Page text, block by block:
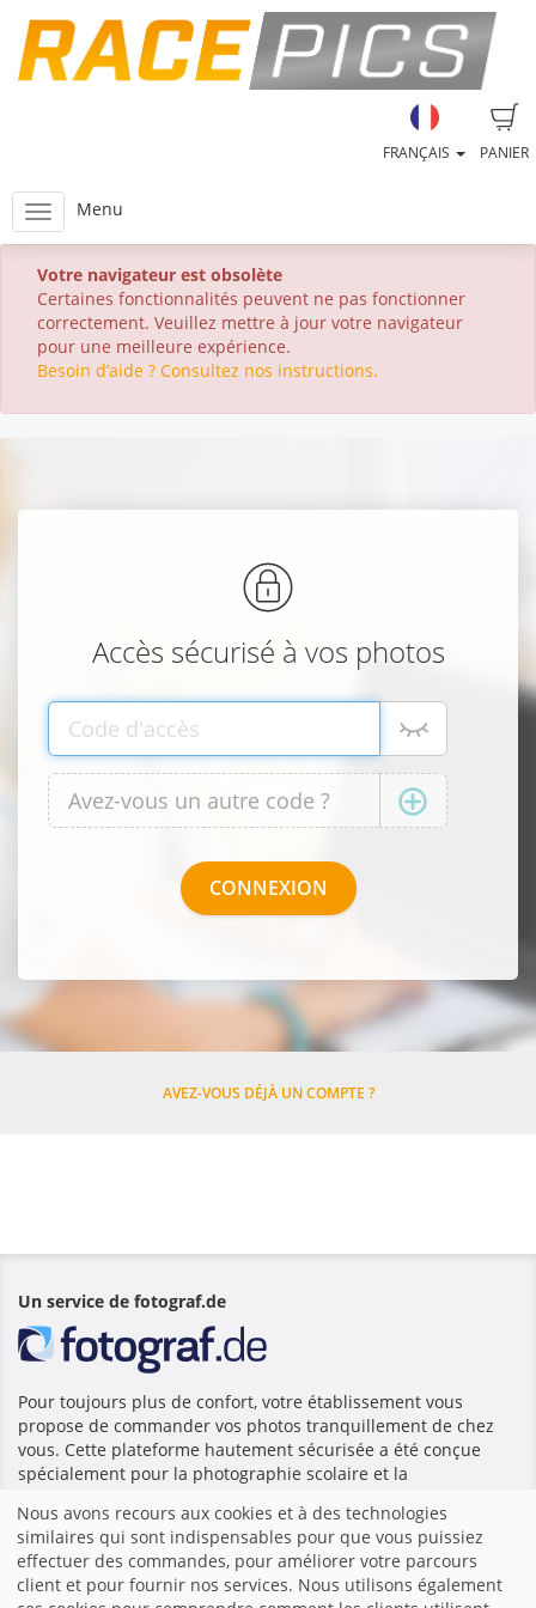
PANIER
FRANÇAIS
Menu
Votre navigateur est obsolète
Certaines fonctionnalités peuvent ne pas fonctionner
correctement. Veuillez mettre à jour votre navigateur
pour une meilleure expérience.
Besoin d’aide ? Consultez nos instructions.
Accès sécurisé à vos photos
AVEZ-VOUS DÉJÀ UN COMPTE ?
Un service de fotograf.de
Pour toujours plus de confort, votre établissement vous
propose de commander vos photos tranquillement de chez
vous. Cette plateforme hautement sécurisée a été conçue
spécialement pour la photographie scolaire et la
Accueil|Mentions légales |Conditions générales de vente et
d’utilisation|Politique de confidentialité |Boutique en ligne -
Nous avons recours aux cookies et à des technologies
similaires qui sont indispensables pour que vous puissiez
effectuer des commandes, pour améliorer votre parcours
client et pour fournir nos services. Nous utilisons également